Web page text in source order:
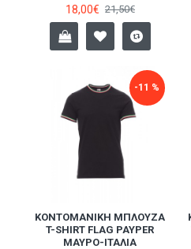
18,00€ 21,50€
-11 %
ΚΟΝΤΟΜΆΝΙΚΗ ΜΠΛΟΎΖΑ
T-SHIRT FLAG PAYPER
ΜΑΎΡΟ-ΙΤΑΛΊΑ